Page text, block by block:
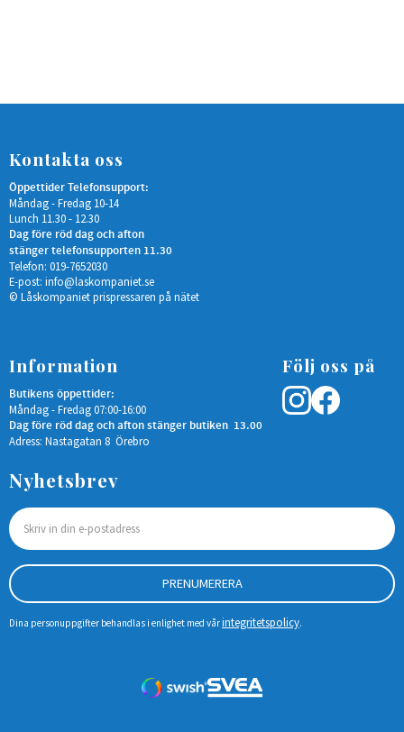
Kontakta oss
Öppettider Telefonsupport:
Måndag - Fredag 10-14
Lunch 11.30 - 12.30
Dag före röd dag och afton
stänger telefonsupporten 11.30
Telefon: 019-7652030
E-post: info@laskompaniet.se
© Låskompaniet prispressaren på nätet
Information
Butikens öppettider:
Måndag - Fredag 07:00-16:00
Dag före röd dag och afton stänger butiken 13.00
Adress: Nastagatan 8 Örebro
Följ oss på
Nyhetsbrev
PRENUMERERA
Dina personuppgifter behandlas i enlighet med vårintegritetspolicy.